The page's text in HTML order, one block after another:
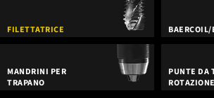
FILETTATRICE
MANDRINI PER
TRAPANO
PUNTE DA
ROTAZIONE